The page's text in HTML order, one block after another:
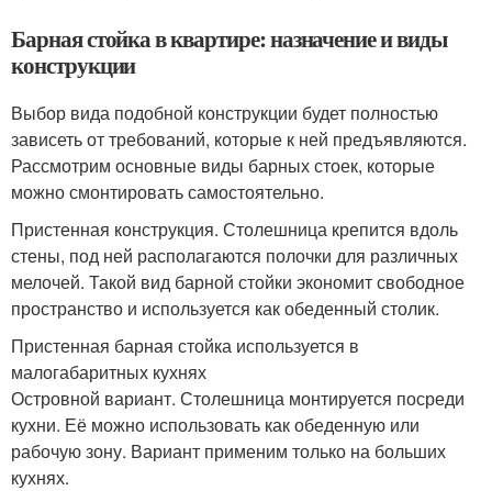
Барная стойка в квартире: назначение и виды
конструкции
Выбор вида подобной конструкции будет полностью
зависеть от требований, которые к ней предъявляются.
Рассмотрим основные виды барных стоек, которые
можно смонтировать самостоятельно.
Пристенная конструкция. Столешница крепится вдоль
стены, под ней располагаются полочки для различных
мелочей. Такой вид барной стойки экономит свободное
пространство и используется как обеденный столик.
Пристенная барная стойка используется в
малогабаритных кухнях
Островной вариант. Столешница монтируется посреди
кухни. Её можно использовать как обеденную или
рабочую зону. Вариант применим только на больших
кухнях.